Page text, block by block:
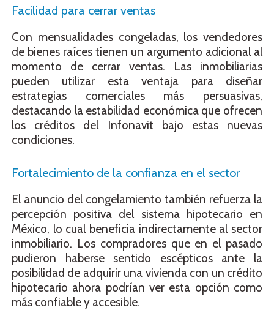
Facilidad para cerrar ventas
Con mensualidades congeladas, los vendedores
de bienes raíces tienen un argumento adicional al
momento de cerrar ventas. Las inmobiliarias
pueden utilizar esta ventaja para diseñar
estrategias comerciales más persuasivas,
destacando la estabilidad económica que ofrecen
los créditos del Infonavit bajo estas nuevas
condiciones.
Fortalecimiento de la confianza en el sector
El anuncio del congelamiento también refuerza la
percepción positiva del sistema hipotecario en
México, lo cual beneficia indirectamente al sector
inmobiliario. Los compradores que en el pasado
pudieron haberse sentido escépticos ante la
posibilidad de adquirir una vivienda con un crédito
hipotecario ahora podrían ver esta opción como
más confiable y accesible.